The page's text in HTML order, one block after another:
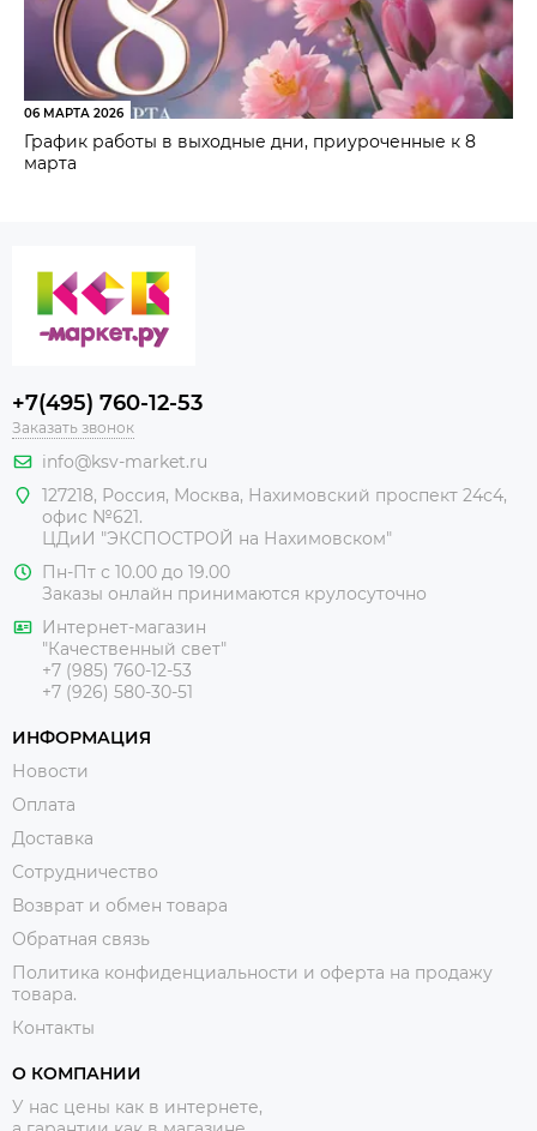
06 МАРТА 2026
График работы в выходные дни, приуроченные к 8
марта
+7(495) 760-12-53
Заказать звонок
info@ksv-market.ru
127218, Россия, Москва, Нахимовский проспект 24с4,
офис №621.
ЦДиИ "ЭКСПОСТРОЙ на Нахимовском"
Пн-Пт с 10.00 до 19.00
Заказы онлайн принимаются крулосуточно
Интернет-магазин
"Качественный свет"
+7 (985) 760-12-53
+7 (926) 580-30-51
ИНФОРМАЦИЯ
Новости
Оплата
Доставка
Сотрудничество
Возврат и обмен товара
Обратная связь
Политика конфиденциальности и оферта на продажу
товара.
Контакты
О КОМПАНИИ
У нас цены как в интернете,